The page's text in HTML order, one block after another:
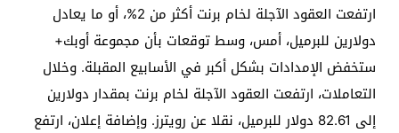
ارتفعت العقود الآجلة لخام برنت أكثر من 2%، أو ما يعادل
دولارين للبرميل، أمس، وسط توقعات بأن مجموعة أوبك+
ستخفض الإمدادات بشكل أكبر في الأسابيع المقبلة. وخلال
التعاملات، ارتفعت العقود الآجلة لخام برنت بمقدار دولارين
إلى 82.61 دولار للبرميل، نقلا عن رويترز. وإضافة إعلان، ارتفع